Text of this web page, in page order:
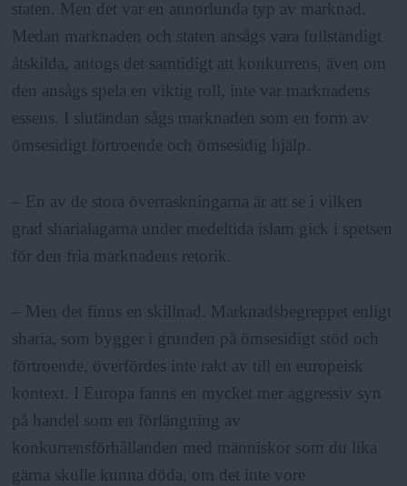
staten. Men det var en annorlunda typ av marknad.
Medan marknaden och staten ansågs vara fullständigt
åtskilda, antogs det samtidigt att konkurrens, även om
den ansågs spela en viktig roll, inte var marknadens
essens. I slutändan sågs marknaden som en form av
ömsesidigt förtroende och ömsesidig hjälp.
– En av de stora överraskningarna är att se i vilken
grad sharialagarna under medeltida islam gick i spetsen
för den fria marknadens retorik.
– Men det finns en skillnad. Marknadsbegreppet enligt
sharia, som bygger i grunden på ömsesidigt stöd och
förtroende, överfördes inte rakt av till en europeisk
kontext. I Europa fanns en mycket mer aggressiv syn
på handel som en förlängning av
konkurrensförhållanden med människor som du lika
gärna skulle kunna döda, om det inte vore